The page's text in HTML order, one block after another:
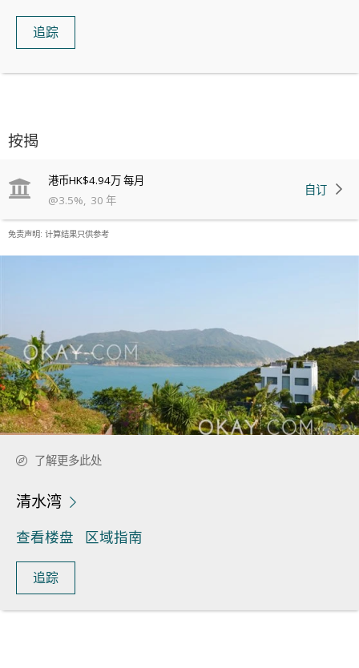
按揭
港币HK$4.94万每月
@3.5%, 30 年
自订
免责声明: 计算结果只供参考
追踪
了解更多此处
清水湾
查看楼盘 区域指南
追踪